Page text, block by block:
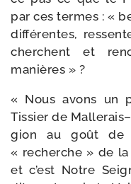
par ces termes : «
dif­fé­rentes,
cherchent et
manières » ?
« Nous avons un
Tissier de
gion au goût de
« recherche » de
et c’est Notre